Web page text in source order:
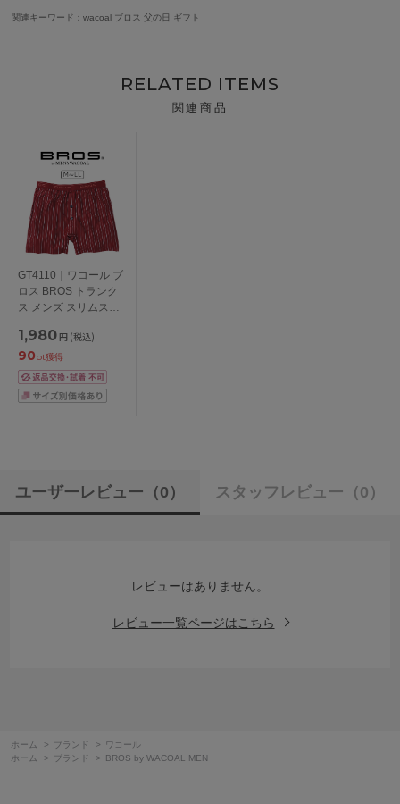
関連キーワード：wacoal ブロス 父の日 ギフト
RELATED ITEMS
関連商品
GT4110｜ワコール ブ
ロス BROS トランク
ス メンズ スリムスタ
1,980 円 (税込)
90pt獲得
ユーザーレビュー （0） スタッフレビュー （0）
レビューはありません。
レビュー一覧ページはこちら
ホーム > ブランド >
ワコール
ホーム
> ブランド > BROS by WACOAL MEN